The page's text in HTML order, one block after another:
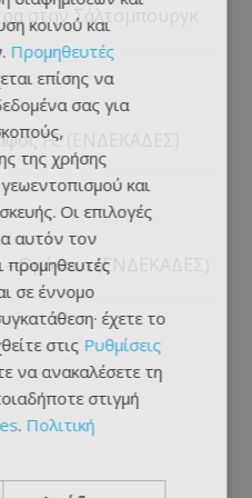
στην Σάλτσμπουργκ
FC (ΕΝΔΕΚΑΔΕΣ)
– Ομόνοια (ΕΝΔΕΚΑΔΕΣ)
κοινού και
Προμηθευτές
επίσης να
σας για
της χρήσης
και
Οι επιλογές
αυτόν τον
προμηθευτές
σε έννομο
έχετε το
στις Ρυθμίσεις
να ανακαλέσετε τη
στιγμή
. Πολιτική